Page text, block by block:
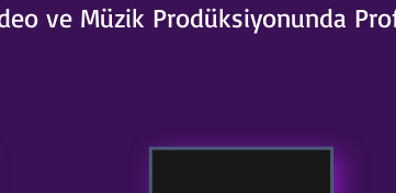
ve Müzik Prodüksiyonunda